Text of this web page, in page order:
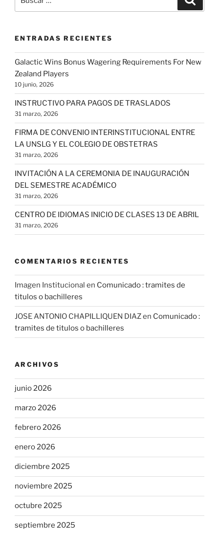
por:
ENTRADAS RECIENTES
Galactic Wins Bonus Wagering Requirements For New
Zealand Players
10 junio, 2026
INSTRUCTIVO PARA PAGOS DE TRASLADOS
31 marzo, 2026
FIRMA DE CONVENIO INTERINSTITUCIONAL ENTRE
LA UNSLG Y EL COLEGIO DE OBSTETRAS
31 marzo, 2026
INVITACIÓN A LA CEREMONIA DE INAUGURACIÓN
DEL SEMESTRE ACADÉMICO
31 marzo, 2026
CENTRO DE IDIOMAS INICIO DE CLASES 13 DE ABRIL
31 marzo, 2026
COMENTARIOS RECIENTES
Imagen Institucional en Comunicado : tramites de
titulos o bachilleres
JOSE ANTONIO CHAPILLIQUEN DIAZen Comunicado :
tramites de titulos o bachilleres
ARCHIVOS
junio 2026
marzo 2026
febrero 2026
enero 2026
diciembre 2025
noviembre 2025
octubre 2025
septiembre 2025